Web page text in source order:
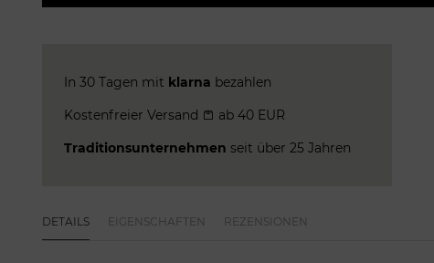
In 30 Tagen mit klarna bezahlen
Kostenfreier Versand
ab 40 EUR
Traditionsunternehmen seit über 25 Jahren
DETAILS EIGENSCHAFTEN REZENSIONEN